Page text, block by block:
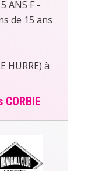
ANS F -
de 15 ans
HURRE) à
CORBIE